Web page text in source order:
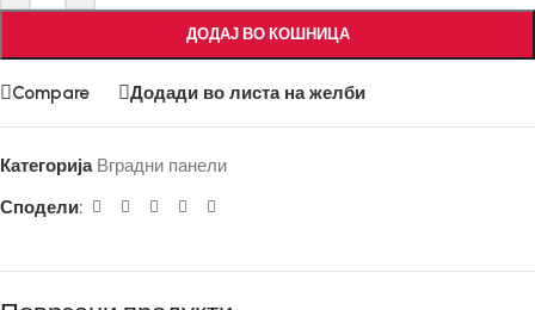
ДОДАЈ ВО КОШНИЦА
Compare Додади во листа на желби
Категорија Вградни панели
Сподели: